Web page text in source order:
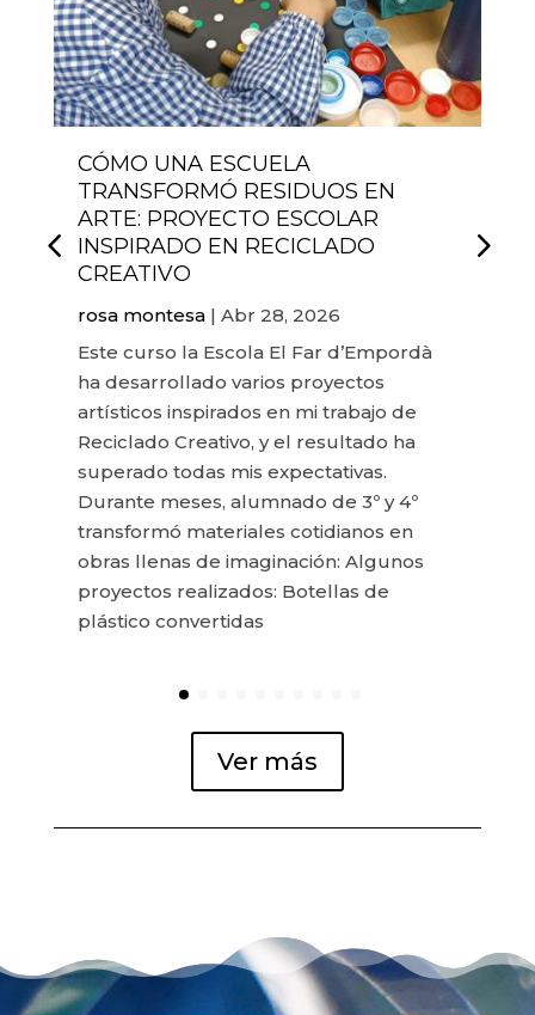
CÓMO UNA ESCUELA
TRANSFORMÓ RESIDUOS EN
ARTE: PROYECTO ESCOLAR
INSPIRADO EN RECICLADO
CREATIVO
rosa montesa | Abr 28, 2026
Este curso la Escola El Far d’Empordà
ha desarrollado varios proyectos
artísticos inspirados en mi trabajo de
Reciclado Creativo, y el resultado ha
superado todas mis expectativas.
Durante meses, alumnado de 3º y 4º
transformó materiales cotidianos en
obras llenas de imaginación: Algunos
proyectos realizados: Botellas de
plástico convertidas
Ver más